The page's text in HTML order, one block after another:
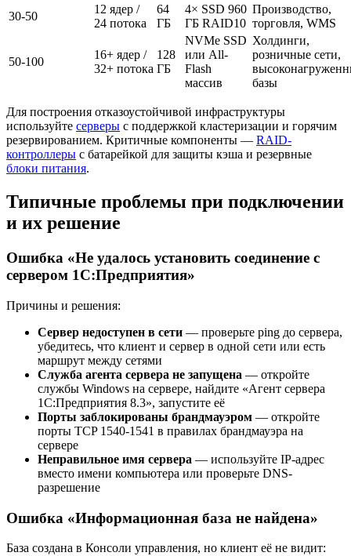
30-50
12 ядер /
24 потока
64
ГБ
4× SSD 960
ГБ RAID10
Производство,
торговля, WMS
50-100
16+ ядер /
32+ потока
128
ГБ
NVMe SSD
или All-
Flash
массив
Холдинги,
розничные сети,
базы
Для построения отказоустойчивой инфраструктуры
используйте серверы с поддержкой кластеризации и горячим
резервированием. Критичные компоненты — RAID-
контроллеры с батарейкой для защиты кэша и резервные
блоки питания.
Типичные проблемы при подключении
и их решение
Ошибка «Не удалось установить соединение с
сервером 1С:Предприятия»
Причины и решения:
Сервер недоступен в сети — проверьте ping до сервера,
убедитесь, что клиент и сервер в одной сети или есть
маршрут между сетями
Служба агента сервера не запущена — откройте
службы Windows на сервере, найдите «Агент сервера
1С:Предприятия 8.3», запустите её
Порты заблокированы брандмауэром — откройте
порты TCP 1540-1541 в правилах брандмауэра на
сервере
Неправильное имя сервера — используйте IP-адрес
вместо имени компьютера или проверьте DNS-
разрешение
Ошибка «Информационная база не найдена»
База создана в Консоли управления, но клиент её не видит: